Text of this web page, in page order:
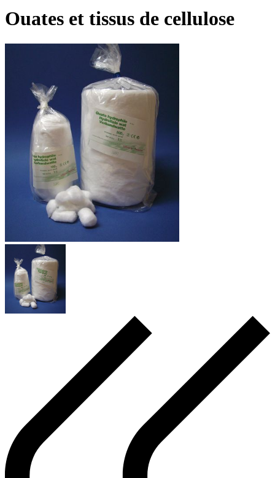
Ouates et tissus de cellulose